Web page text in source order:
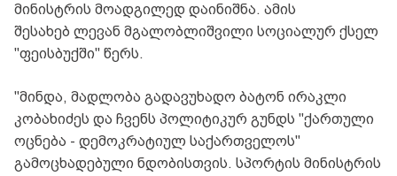
მინისტრის მოადგილედ დაინიშნა. ამის
შესახებ ლევან მგალობლიშვილი სოციალურ ქსელ
"ფეისბუქში" წერს.
"მინდა, მადლობა გადავუხადო ბატონ ირაკლი
კობახიძეს და ჩვენს პოლიტიკურ გუნდს "ქართული
ოცნება - დემოკრატიულ საქართველოს"
გამოცხადებული ნდობისთვის. სპორტის მინისტრის